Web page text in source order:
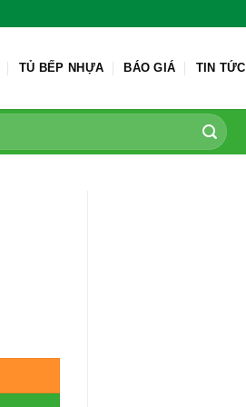
TỦ BẾP NHỰA BÁO GIÁ TIN TỨC